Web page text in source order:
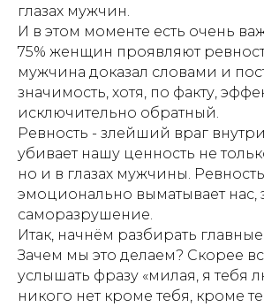
глазах мужчин.
И в этом моменте есть очень
75% женщин проявляют
мужчина доказал словами и
значимость, хотя, по факту,
исключительно обратный.
Ревность - злейший враг
убивает нашу ценность не
но и в глазах мужчины. Ревность
эмоционально выматывает нас,
саморазрушение.
Итак, начнём разбирать
Зачем мы это делаем? Скорее
услышать фразу «милая, я тебя
никого нет кроме тебя, кроме